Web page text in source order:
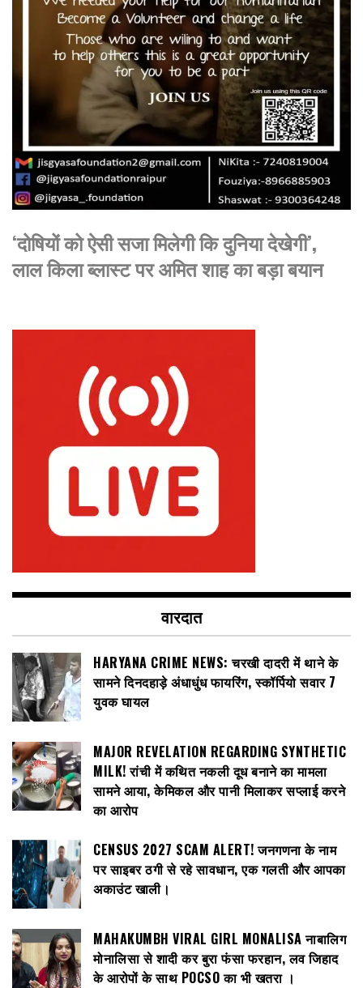
‘दोषियों को ऐसी सजा मिलेगी कि दुनिया देखेगी’,
लाल किला ब्लास्ट पर अमित शाह का बड़ा बयान
वारदात
HARYANA CRIME NEWS: चरखी दादरी में थाने के
सामने दिनदहाड़े अंधाधुंध फायरिंग, स्कॉर्पियो सवार 7
युवक घायल
MAJOR REVELATION REGARDING SYNTHETIC
MILK! रांची में कथित नकली दूध बनाने का मामला
सामने आया, केमिकल और पानी मिलाकर सप्लाई करने
का आरोप
CENSUS 2027 SCAM ALERT! जनगणना के नाम
पर साइबर ठगी से रहे सावधान, एक गलती और आपका
अकाउंट खाली।
MAHAKUMBH VIRAL GIRL MONALISA नाबालिग
मोनालिसा से शादी कर बुरा फंसा फरहान, लव जिहाद
के आरोपों के साथ POCSO का भी खतरा ।